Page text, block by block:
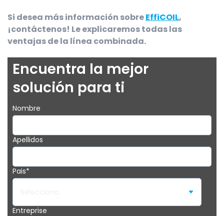
Si desea más información sobreEffiCOIL,
¡contáctenos! Le explicaremos todas las
ventajas de la línea combinada.
Encuentra la mejor
solución para ti
Nombre
Apellidos
Pais*
Entreprise